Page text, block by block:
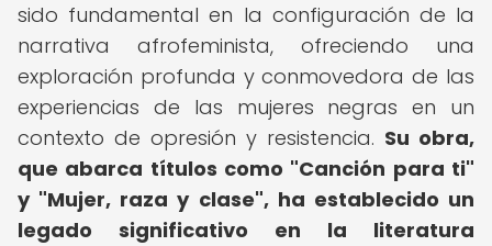
sido fundamental en la configuración de la
narrativa afrofeminista, ofreciendo una
exploración profunda y conmovedora de las
experiencias de las mujeres negras en un
contexto de opresión y resistencia. Su obra,
que abarca títulos como "Canción para ti"
y "Mujer, raza y clase", ha establecido un
legado significativo en la literatura